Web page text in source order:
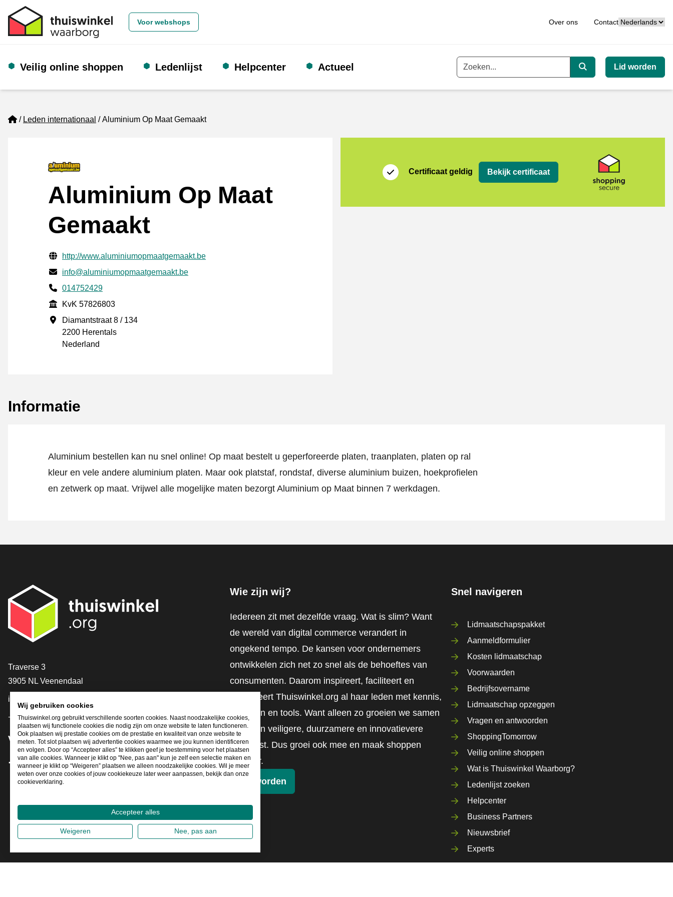
Voor webshops Over ons ContactTaal
Veilig online shoppen Ledenlijst Helpcenter Actueel Trefwoord
Zoeken
Lid worden
Home
Leden internationaal Aluminium Op Maat Gemaakt
Aluminium Op Maat
Gemaakt
Gecontroleerde contactgegevens
Website URL
http://www.aluminiumopmaatgemaakt.be
E-mail
info@aluminiumopmaatgemaakt.be
Telefoonnummer
014752429
KvK
KvK 57826803
Vestigingsadres
Diamantstraat 8 / 134
2200 Herentals
Nederland
Certificaat geldig Bekijk certificaat
Informatie
Aluminium bestellen kan nu snel online! Op maat bestelt u geperforeerde platen, traanplaten, platen op ral
kleur en vele andere aluminium platen. Maar ook platstaf, rondstaf, diverse aluminium buizen, hoekprofielen
en zetwerk op maat. Vrijwel alle mogelijke maten bezorgt Aluminium op Maat binnen 7 werkdagen.
Contact
Traverse 3
3905 NL Veenendaal
info@thuiswinkel.org
+31 (0)318 64 85 75
Volg je ons al?
Facebook
X LinkedIn
Instagram
YouTube
Wie zijn wij?
Iedereen zit met dezelfde vraag. Wat is slim? Want
de wereld van digital commerce verandert in
ongekend tempo. De kansen voor ondernemers
ontwikkelen zich net zo snel als de behoeftes van
consumenten. Daarom inspireert, faciliteert en
mobiliseert Thuiswinkel.org al haar leden met kennis,
inzichten en tools. Want alleen zo groeien we samen
naar een veiligere, duurzamere en innovatievere
toekomst. Dus groei ook mee en maak shoppen
slimmer.
Lid worden
Snel navigeren
Lidmaatschapspakket
Aanmeldformulier
Kosten lidmaatschap
Voorwaarden
Bedrijfsovername
Lidmaatschap opzeggen
Vragen en antwoorden
ShoppingTomorrow
Veilig online shoppen
Wat is Thuiswinkel Waarborg?
Ledenlijst zoeken
Helpcenter
Business Partners
Nieuwsbrief
Experts
Wij gebruiken cookies
Thuiswinkel.org gebruikt verschillende soorten cookies. Naast noodzakelijke cookies,
plaatsen wij functionele cookies die nodig zijn om onze website te laten functioneren.
Ook plaatsen wij prestatie cookies om de prestatie en kwaliteit van onze website te
meten. Tot slot plaatsen wij advertentie cookies waarmee we jou kunnen identificeren
en volgen. Door op “Accepteer alles” te klikken geef je toestemming voor het plaatsen
van alle cookies. Wanneer je klikt op "Nee, pas aan" kun je zelf een selectie maken en
wanneer je klikt op “Weigeren” plaatsen we alleen noodzakelijke cookies. Wil je meer
weten over onze cookies of jouw cookiekeuze later weer aanpassen, bekijk dan onze
cookieverklaring.
Accepteer alles
Weigeren Nee, pas aan